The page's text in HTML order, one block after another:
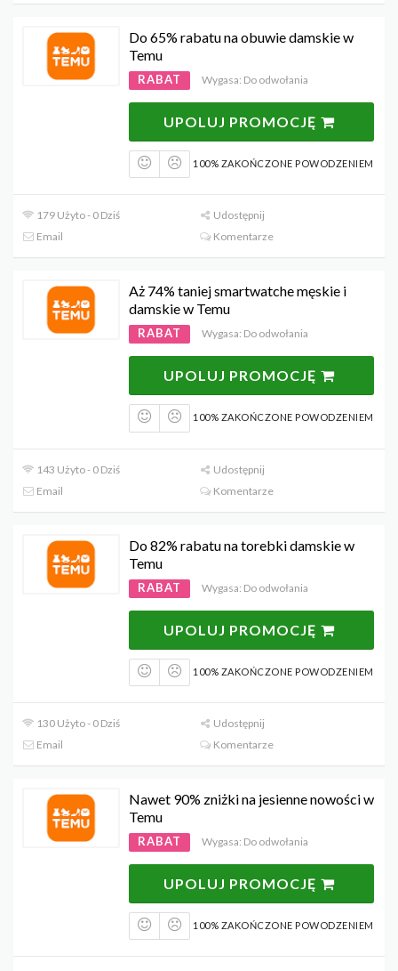
Do 65% rabatu na obuwie damskie w
Temu
RABAT Wygasa: Do odwołania
UPOLUJ PROMOCJĘ
100% ZAKOŃCZONE POWODZENIEM
179 Użyto - 0 Dziś
Udostępnij
Email
Komentarze
Aż 74% taniej smartwatche męskie i
damskie w Temu
RABAT Wygasa: Do odwołania
UPOLUJ PROMOCJĘ
100% ZAKOŃCZONE POWODZENIEM
143 Użyto - 0 Dziś
Udostępnij
Email
Komentarze
Do 82% rabatu na torebki damskie w
Temu
RABAT Wygasa: Do odwołania
UPOLUJ PROMOCJĘ
100% ZAKOŃCZONE POWODZENIEM
130 Użyto - 0 Dziś
Udostępnij
Email
Komentarze
Nawet 90% zniżki na jesienne nowości w
Temu
RABAT Wygasa: Do odwołania
UPOLUJ PROMOCJĘ
100% ZAKOŃCZONE POWODZENIEM